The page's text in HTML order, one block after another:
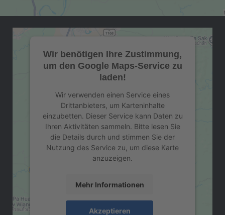
Wir benötigen Ihre Zustimmung,
um den Google Maps-Service zu
laden!
Wir verwenden einen Service eines
Drittanbieters, um Karteninhalte
einzubetten. Dieser Service kann Daten zu
Ihren Aktivitäten sammeln. Bitte lesen Sie
die Details durch und stimmen Sie der
Nutzung des Service zu, um diese Karte
anzuzeigen.
Mehr Informationen
Akzeptieren